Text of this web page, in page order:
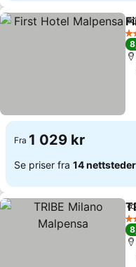
4
Fra 1 029 kr
Se priser fra 14 nettsteder
4